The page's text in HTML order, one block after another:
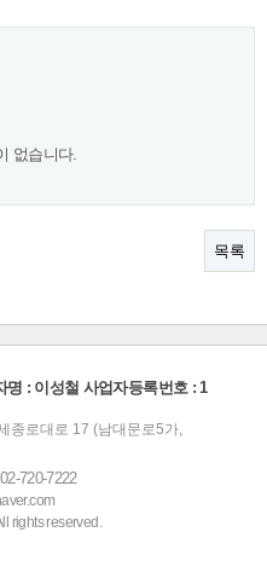
없습니다.
목록
명 : 이성철 사업자등록번호 : 1
종로대로 17 (남대문로5가,
720-7222
rights reserved.